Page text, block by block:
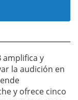
amplifica y
la audición en
y ofrece cinco